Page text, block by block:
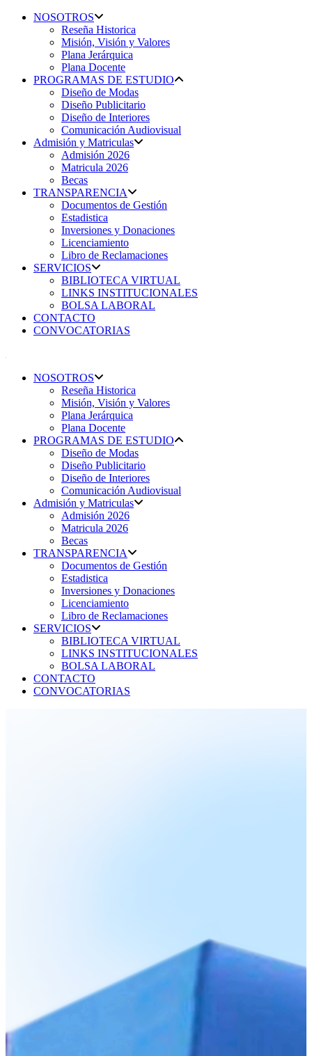
NOSOTROS
Reseña Historica
Misión, Visión y Valores
Plana Jerárquica
Plana Docente
PROGRAMAS DE ESTUDIO
Diseño de Modas
Diseño Publicitario
Diseño de Interiores
Comunicación Audiovisual
Admisión y Matriculas
Admisión 2026
Matricula 2026
Becas
TRANSPARENCIA
Documentos de Gestión
Estadistica
Inversiones y Donaciones
Licenciamiento
Libro de Reclamaciones
SERVICIOS
BIBLIOTECA VIRTUAL
LINKS INSTITUCIONALES
BOLSA LABORAL
CONTACTO
CONVOCATORIAS
NOSOTROS
Reseña Historica
Misión, Visión y Valores
Plana Jerárquica
Plana Docente
PROGRAMAS DE ESTUDIO
Diseño de Modas
Diseño Publicitario
Diseño de Interiores
Comunicación Audiovisual
Admisión y Matriculas
Admisión 2026
Matricula 2026
Becas
TRANSPARENCIA
Documentos de Gestión
Estadistica
Inversiones y Donaciones
Licenciamiento
Libro de Reclamaciones
SERVICIOS
BIBLIOTECA VIRTUAL
LINKS INSTITUCIONALES
BOLSA LABORAL
CONTACTO
CONVOCATORIAS